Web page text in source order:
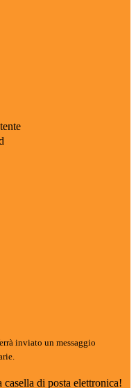
inviato un messaggio
di posta elettronica!